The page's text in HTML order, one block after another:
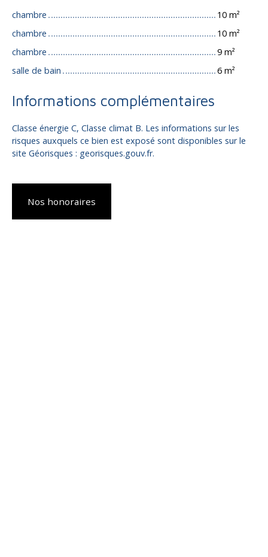
chambre
10 m²
chambre
10 m²
chambre
9 m²
salle de bain
6 m²
Informations complémentaires
Classe énergie C, Classe climat B. Les informations sur les
risques auxquels ce bien est exposé sont disponibles sur le
site Géorisques : georisques.gouv.fr.
Nos honoraires